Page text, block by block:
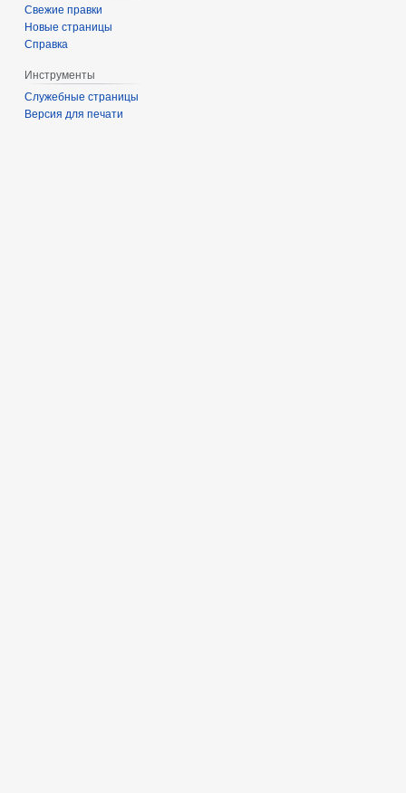
Свежие правки
Новые страницы
Справка
Инструменты
Служебные страницы
Версия для печати